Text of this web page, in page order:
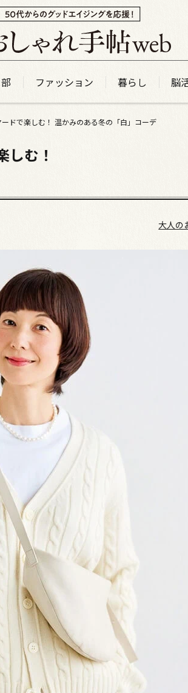
ファッション 暮らし 脳
ードで楽しむ！ 温かみのある冬の「白」コーデ
しむ！
大人の